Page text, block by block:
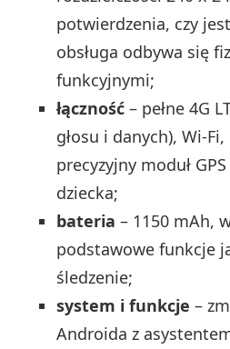
potwierdzenia, czy
obsługa odbywa się
funkcyjnymi;
łączność – pełne 4G
głosu i danych), Wi‑Fi,
precyzyjny moduł
dziecka;
bateria – 1150 mAh,
podstawowe funkcje
śledzenie;
system i funkcje –
Androida z